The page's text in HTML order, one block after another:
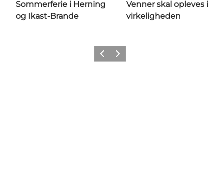
Sommerferie i Herning
og Ikast-Brande
Venner skal opleves i
virkeligheden
Forrige billede
Næste billede